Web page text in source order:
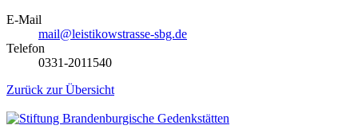
E-Mail
mail@leistikowstrasse-sbg.de
Telefon
0331-2011540
Zurück zur Übersicht